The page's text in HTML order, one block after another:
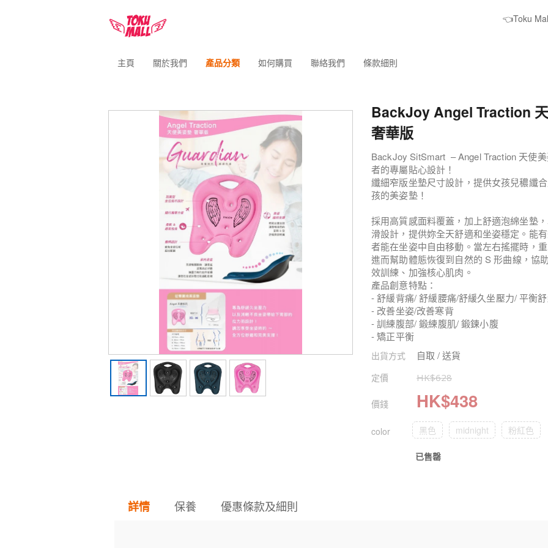
👈Toku
主頁 關於我們 產品分類 如何購買 聯絡我們 條款細則
BackJoy Angel Traction
奢華版
BackJoy SitSmart – Angel Traction 天使
者的專屬貼心設計！
纖細窄版坐墊尺寸設計，提供女孩兒穠纖
孩的美姿墊！
採用高質感面料覆蓋，加上舒適泡綿坐墊
滑設計，提供妳全天舒適和坐姿穩定。能
者能在坐姿中自由移動。當左右搖擺時，
進而幫助體態恢復到自然的 S 形曲線，協
效訓練、加強核心肌肉。
產品創意特點：
- 舒緩背痛/ 舒緩腰痛/舒緩久坐壓力/ 平衡
- 改善坐姿/改善寒背
- 訓練腹部/ 鍛練腹肌/ 鍛鍊小腹
- 矯正平衡
出貨方式 自取 / 送貨
定價 HK$628
價錢 HK$438
color 黑色 midnight 粉紅色
已售罄
詳情 保養 優惠條款及細則